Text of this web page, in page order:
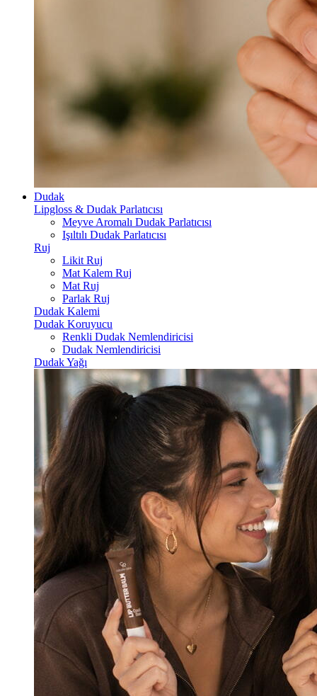
Dudak
Lipgloss & Dudak Parlatıcısı
Meyve Aromalı Dudak Parlatıcısı
Işıltılı Dudak Parlatıcısı
Ruj
Likit Ruj
Mat Kalem Ruj
Mat Ruj
Parlak Ruj
Dudak Kalemi
Dudak Koruyucu
Renkli Dudak Nemlendiricisi
Dudak Nemlendiricisi
Dudak Yağı